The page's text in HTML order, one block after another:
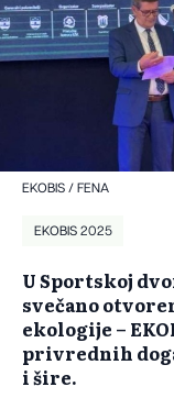
EKOBIS / FENA
EKOBIS 2025
U Sportskoj
svečano
ekologije –
privrednih
i šire.